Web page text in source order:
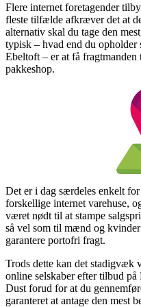
Flere internet foretagender
fleste tilfælde afkræver det at
alternativ skal du tage den
typisk – hvad end du
Ebeltoft – er at få
pakkeshop.
Det er i dag særdeles enkelt
forskellige internet varehuse,
været nødt til at stampe
så vel som til mænd og
garantere portofri fragt.
Trods dette kan det stadigvæk
online selskaber efter tilbud
Dust forud for at du
garanteret at antage den mest